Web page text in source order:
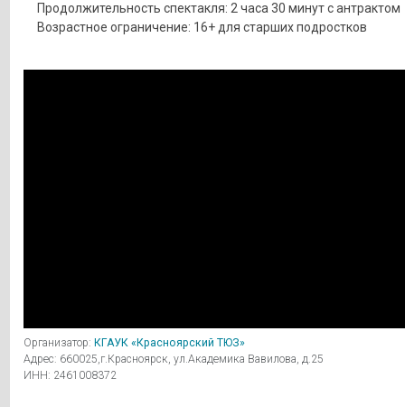
Продолжительность спектакля: 2 часа 30 минут с антрактом
Возрастное ограничение: 16+ для старших подростков
Организатор: КГАУК «Красноярский ТЮЗ»
Адрес: 660025,г.Красноярск, ул.Академика Вавилова, д.25
ИНН: 2461008372